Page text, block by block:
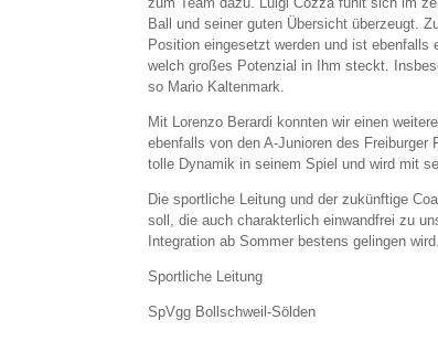
Ball und seiner guten Übersicht überzeugt.
Position eingesetzt werden und ist ebenfalls
welch großes Potenzial in Ihm steckt.
so Mario Kaltenmark.
Mit Lorenzo Berardi konnten wir einen
ebenfalls von den A-Junioren des
tolle Dynamik in seinem Spiel und wird mit
Die sportliche Leitung und der zukünftige
soll, die auch charakterlich einwandfrei zu
Integration ab Sommer bestens gelingen wird.
Sportliche Leitung
SpVgg Bollschweil-Sölden